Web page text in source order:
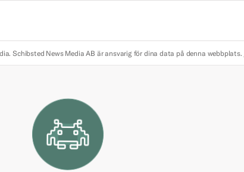
Schibsted News Media AB är ansvarig för dina data på denna webbplats.